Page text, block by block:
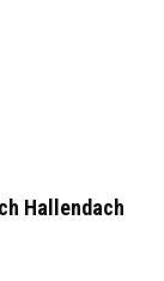
Hallendach